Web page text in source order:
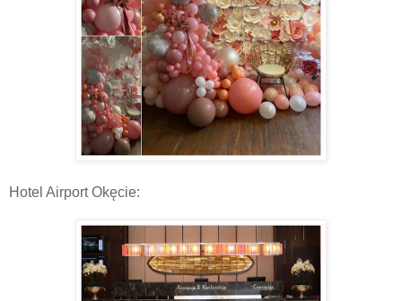
Hotel Airport Okęcie: